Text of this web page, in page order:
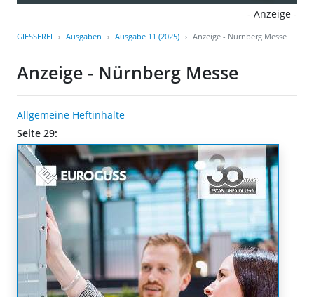
- Anzeige -
GIESSEREI Ausgaben Ausgabe 11 (2025) Anzeige - Nürnberg Messe
Anzeige - Nürnberg Messe
Allgemeine Heftinhalte
Seite 29: